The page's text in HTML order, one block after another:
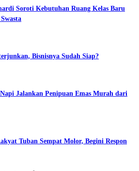
Soroti Kebutuhan Ruang Kelas Baru
Bisnisnya Sudah Siap?
Jalankan Penipuan Emas Murah dari
Tuban Sempat Molor, Begini Respon